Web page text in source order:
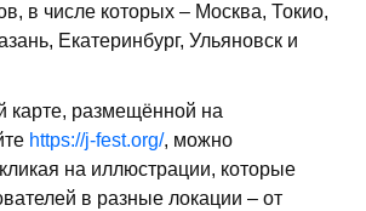
в числе которых – Москва, Токио,
Екатеринбург, Ульяновск и
карте, размещённой на
https://j-fest.org/, можно
на иллюстрации, которые
в разные локации – от